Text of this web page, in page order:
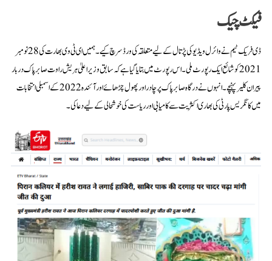
فیکٹ چیک
ڈی فریک ٹیم نے وائرل ویڈیو کی پڑتال کے لیے متعلقہ کی ورڈ سرچ کیے۔ ہمیں ای ٹی وی بھارت کی 28 نومبر
2021 کو شائع ایک رپورٹ ملی۔ اس رپورٹ میں بتایا گیا ہے کہ سابق وزیر اعلیٰ ہریش راوت صابر پاک دربار
پیران کلیر پہنچے۔ انہوں نے درگاہ صابر پاک پر چادر اور پھول چڑھائے اور آئندہ 2022 کے اسمبلی انتخابات
میں کانگریس پارٹی کی بھاری اکثریت سے کامیابی اور ریاست کی خوشحالی کے لیے دعا کی۔